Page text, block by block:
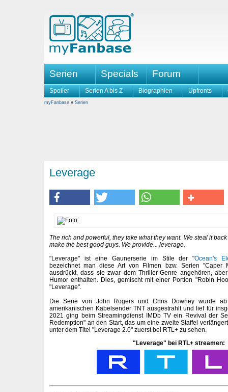
Serien Specials Forum
Spoiler Serien A bis Z Biographien Upfronts
myFanbase » Serien
Leverage
The rich and powerful, they take what they want. We steal it
make the best good guys. We provide... leverage.
"Leverage" ist eine Gaunerserie im Stile der "Ocean's
bezeichnet man diese Art von Filmen bzw. Serien "Caper
ausdrückt, dass sie zwar dem Thriller-Genre angehören,
Humor enthalten. Dies, gemischt mit einer Portion "Robin
"Leverage".
Die Serie von John Rogers und Chris Downey wurde
amerikanischen Kabelsender TNT ausgestrahlt und lief für
2021 ging beim Streamingdienst IMDb TV ein Revival der
Redemption" an den Start, das um eine zweite Staffel
unter dem Titel "Leverage 2.0" zuerst bei RTL+ zu sehen.
"Leverage" bei RTL+ streamen: